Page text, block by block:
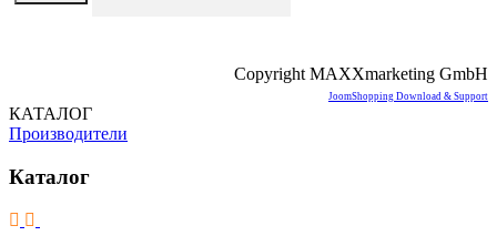
Copyright MAXXmarketing GmbH
JoomShopping Download & Support
КАТАЛОГ
Производители
Каталог